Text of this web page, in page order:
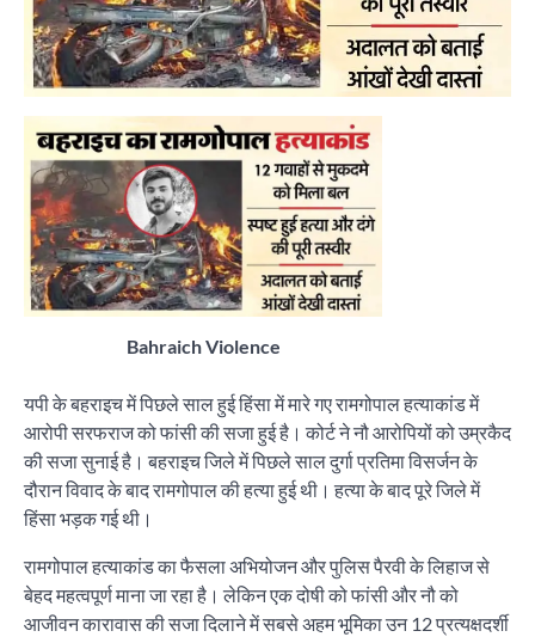
Bahraich Violence
यपी के बहराइच में पिछले साल हुई हिंसा में मारे गए रामगोपाल हत्याकांड में
आरोपी सरफराज को फांसी की सजा हुई है। कोर्ट ने नौ आरोपियों को उम्रकैद
की सजा सुनाई है। बहराइच जिले में पिछले साल दुर्गा प्रतिमा विसर्जन के
दौरान विवाद के बाद रामगोपाल की हत्या हुई थी। हत्या के बाद पूरे जिले में
हिंसा भड़क गई थी।
रामगोपाल हत्याकांड का फैसला अभियोजन और पुलिस पैरवी के लिहाज से
बेहद महत्वपूर्ण माना जा रहा है। लेकिन एक दोषी को फांसी और नौ को
आजीवन कारावास की सजा दिलाने में सबसे अहम भूमिका उन 12 प्रत्यक्षदर्शी